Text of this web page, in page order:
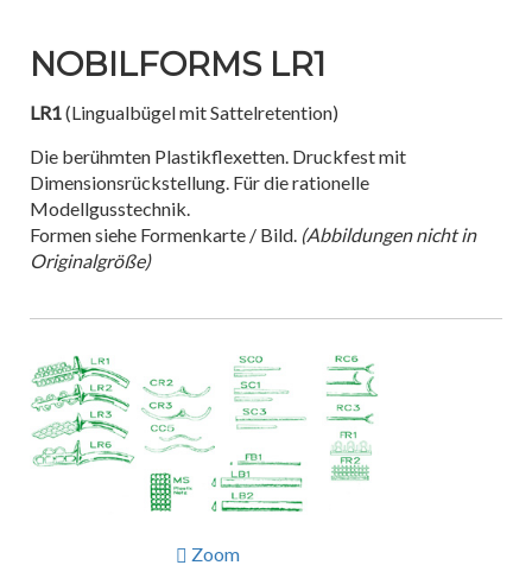
NOBILFORMS LR1
LR1(Lingualbügel mit Sattelretention)
Die berühmten Plastikflexetten. Druckfest mit
Dimensionsrückstellung. Für die rationelle
Modellgusstechnik.
Formen siehe Formenkarte / Bild. (Abbildungen nicht in
Originalgröße)
Zoom